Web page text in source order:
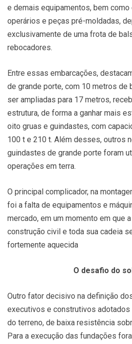
e demais equipamentos, bem
operários e peças pré-moldadas,
exclusivamente de uma frota de
rebocadores.
Entre essas embarcações,
de grande porte, com 10 metros de
ser ampliadas para 17 metros,
estrutura, de forma a ganhar mais
oito gruas e guindastes, com
100 t e 210 t. Além desses, outros
guindastes de grande porte foram
operações em terra.
O principal complicador, na
foi a falta de equipamentos e
mercado, em um momento em que
construção civil e toda sua cadeia
fortemente aquecida
O desafio do
Outro fator decisivo na definição
executivos e construtivos
do terreno, de baixa resistência
Para a execução das fundações